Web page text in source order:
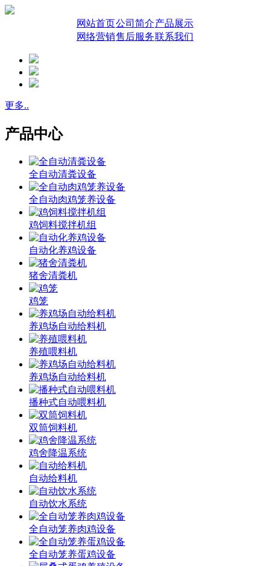
网站首页公司简介产品展示
网络营销售后服务联系我们
更多..
产品中心
全自动清粪设备
全自动肉鸡笼养设备
鸡饲料搅拌机组
自动化养鸡设备
猪舍清粪机
鸡笼
养鸡场自动给料机
养殖喂料机
养鸡场自动给料机
播种式自动喂料机
双筒饲料机
鸡舍降温系统
自动给料机
自动饮水系统
全自动笼养肉鸡设备
全自动笼养蛋鸡设备